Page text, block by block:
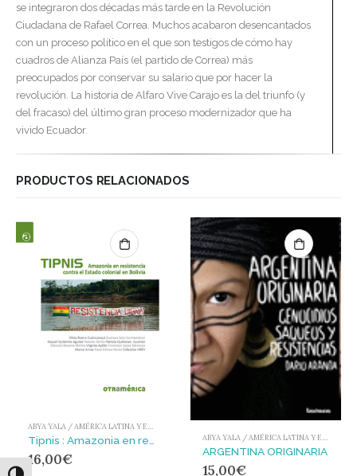
se integraron dos décadas más tarde en la Revolución
Ciudadana de Rafael Correa. Muchos acabaron desencantados
con un proceso político en el que son testigos de cómo hay
cuadros de Alianza País (el partido de Correa) más
preocupados por conservar su salario que por hacer la
revolución. La historia de Alfaro Vive Carajo es la del triunfo (y
del fracaso) del último gran proceso modernizador que ha
vivido Ecuador.
PRODUCTOS RELACIONADOS
ABYA YALA / AMÉRICA LATINA Y EL CARIBE
16,00€
ABYA YALA / AMÉRICA LATINA Y EL CARIBE
ARGENTINA ORIGINARIA
15,00€